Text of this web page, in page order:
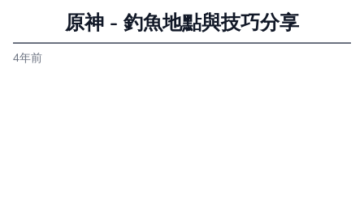
原神 - 釣魚地點與技巧分享
4年前